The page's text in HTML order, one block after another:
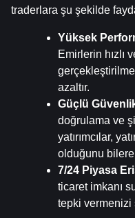
traderlara şu şekilde
Yüksek
Emirlerin hızlı
azaltır.
Güçlü
doğrulama ve
yatırımcılar,
olduğunu
7/24 Piyasa
ticaret imkanı
tepki vermenizi